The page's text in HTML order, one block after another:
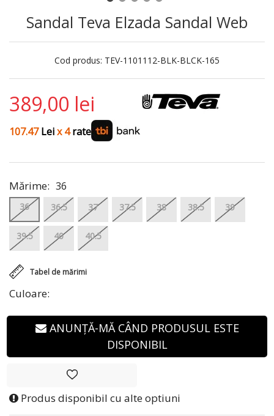
Sandal Teva Elzada Sandal Web
Cod produs: TEV-1101112-BLK-BLCK-165
389,00 lei
107.47Leix 4rate
Culoare:
Tabel de mărimi
Mărime: 36
36 36.5 37 37.5 38 38.5 39
39.5 40 40.5
ANUNȚĂ-MĂ CÂND PRODUSUL ESTE
DISPONIBIL
Produs disponibil cu alte optiuni